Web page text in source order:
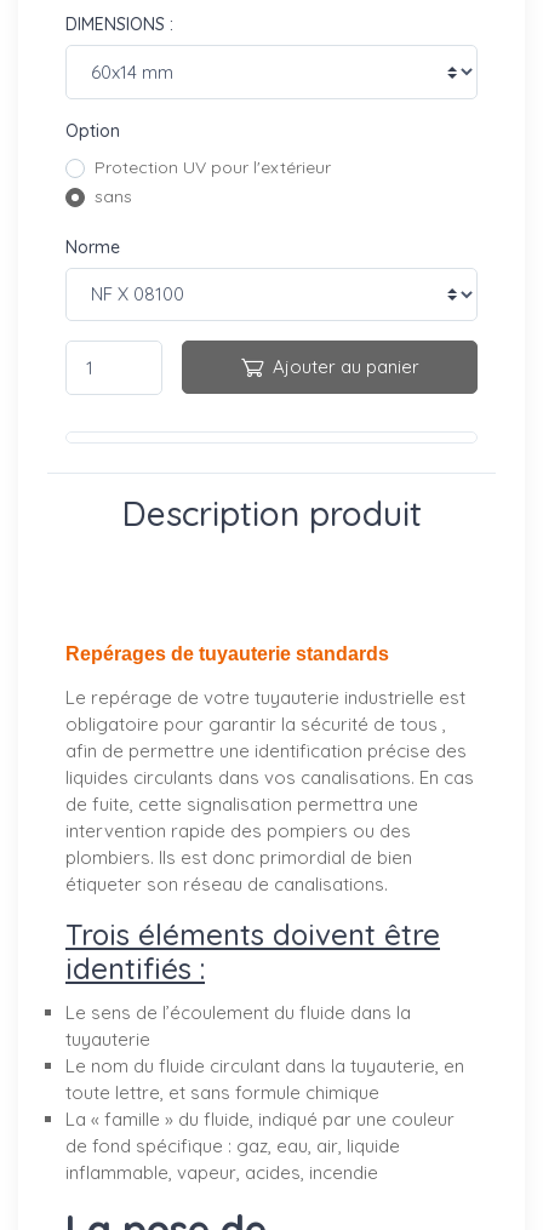
DIMENSIONS :
Option
Protection UV pour l'extérieur
sans
Norme
Ajouter au panier
Description produit
Repérages de tuyauterie standards
Le repérage de votre tuyauterie industrielle est
obligatoire pour garantir la sécurité de tous ,
afin de permettre une identification précise des
liquides circulants dans vos canalisations. En cas
de fuite, cette signalisation permettra une
intervention rapide des pompiers ou des
plombiers. Ils est donc primordial de bien
étiqueter son réseau de canalisations.
Trois éléments doivent être
identifiés :
Le sens de l’écoulement du fluide dans la
tuyauterie
Le nom du fluide circulant dans la tuyauterie, en
toute lettre, et sans formule chimique
La « famille » du fluide, indiqué par une couleur
de fond spécifique : gaz, eau, air, liquide
inflammable, vapeur, acides, incendie